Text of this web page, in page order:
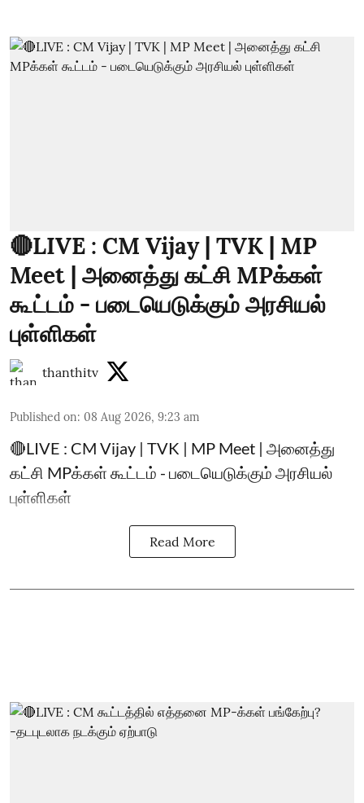
🔴LIVE : CM Vijay | TVK | MP
Meet | அனைத்து கட்சி MPக்கள்
கூட்டம் - படையெடுக்கும் அரசியல்
புள்ளிகள்
thanthitv
Published on: 08 Aug 2026, 9:23 am
🔴LIVE : CM Vijay | TVK | MP Meet | அனைத்து
கட்சி MPக்கள் கூட்டம் - படையெடுக்கும் அரசியல்
புள்ளிகள்
Read More